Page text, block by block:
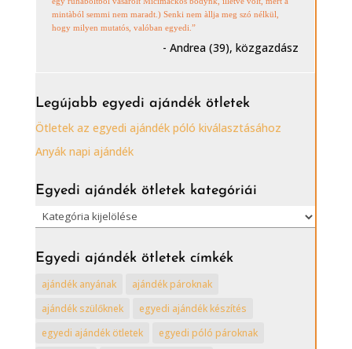
mintàból semmi nem maradt.) Senki nem àllja meg szó nélkül,
hogy milyen mutatós, valóban egyedi.”
- Andrea (39), közgazdász
Legújabb egyedi ajándék ötletek
Ötletek az egyedi ajándék póló kiválasztásához
Anyák napi ajándék
Egyedi ajándék ötletek kategóriái
Egyedi
ajándék
ötletek
kategóriái
Egyedi ajándék ötletek címkék
ajándék anyának
ajándék pároknak
ajándék szülőknek
egyedi ajándék készítés
egyedi ajándék ötletek
egyedi póló pároknak